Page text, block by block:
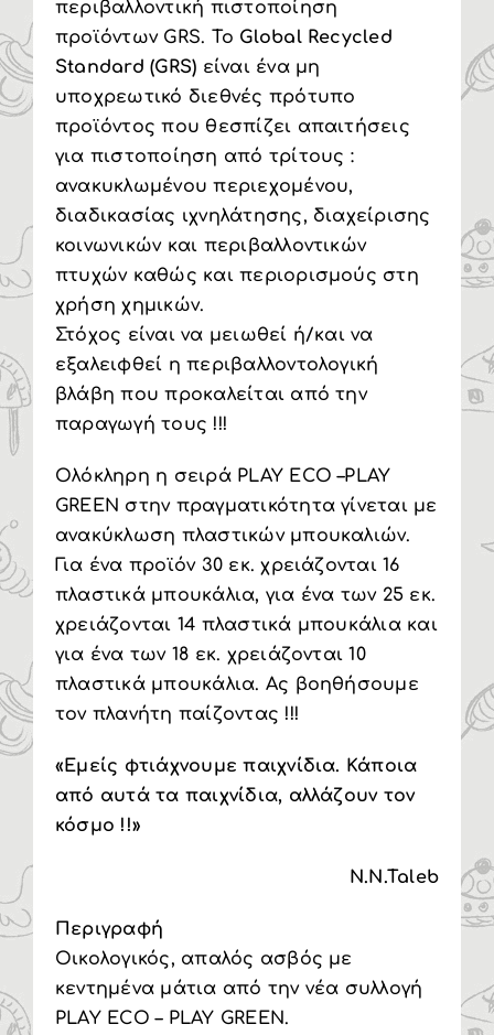
περιβαλλοντική πιστοποίηση
προϊόντων GRS. Το Global Recycled
Standard (GRS) είναι ένα μη
υποχρεωτικό διεθνές πρότυπο
προϊόντος που θεσπίζει απαιτήσεις
για πιστοποίηση από τρίτους :
ανακυκλωμένου περιεχομένου,
διαδικασίας ιχνηλάτησης, διαχείρισης
κοινωνικών και περιβαλλοντικών
πτυχών καθώς και περιορισμούς στη
χρήση χημικών.
Στόχος είναι να μειωθεί ή/και να
εξαλειφθεί η περιβαλλοντολογική
βλάβη που προκαλείται από την
παραγωγή τους !!!
Ολόκληρη η σειρά PLAY ECO –PLAY
GREEN στην πραγματικότητα γίνεται με
ανακύκλωση πλαστικών μπουκαλιών.
Για ένα προϊόν 30 εκ. χρειάζονται 16
πλαστικά μπουκάλια, για ένα των 25 εκ.
χρειάζονται 14 πλαστικά μπουκάλια και
για ένα των 18 εκ. χρειάζονται 10
πλαστικά μπουκάλια. Ας βοηθήσουμε
τον πλανήτη παίζοντας !!!
«Εμείς φτιάχνουμε παιχνίδια. Κάποια
από αυτά τα παιχνίδια, αλλάζουν τον
κόσμο !!»
N.N.Taleb
Περιγραφή
Οικολογικός, απαλός ασβός με
κεντημένα μάτια από την νέα συλλογή
PLAY ECO – PLAY GREEN.